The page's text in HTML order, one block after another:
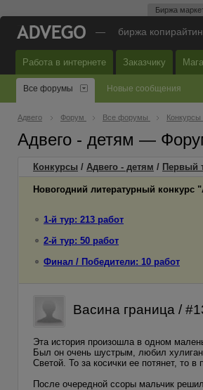
Биржа
— биржа
Работа в интернете Заказчику
Все форумы Новые сообщения
Адвего Форум Все форумы Конкурсы
Адвего - детям —
Конкурсы / Адвего - детям / Первый
Новогодний литературный конкурс
1-й тур: 213 работ
2-й тур: 50 работ
Финал / Победители: 10 работ
Васина граница /
Эта история произошла в одном
Был он очень шустрым, любил
Светой. То за косички ее потянет, то
После очередной ссоры мальчик